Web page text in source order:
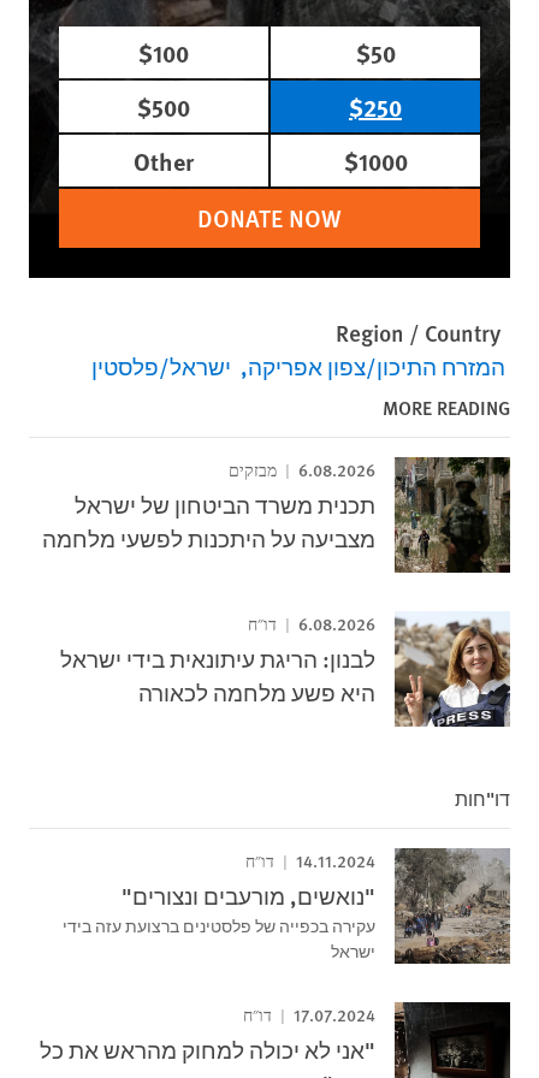
$50
$100
$250
$500
$1000
Other
DONATE NOW
Region / Country
המזרח התיכון/צפון אפריקה ישראל/פלסטין
MORE READING
6.08.2026 מבזקים
תכנית משרד הביטחון של ישראל
מצביעה על היתכנות לפשעי מלחמה
6.08.2026 דו"ח
לבנון: הריגת עיתונאית בידי ישראל
היא פשע מלחמה לכאורה
דו"חות
14.11.2024 דו"ח
"נואשים, מורעבים ונצורים"
עקירה בכפייה של פלסטינים ברצועת עזה בידי
ישראל
17.07.2024 דו"ח
"אני לא יכולה למחוק מהראש את כל